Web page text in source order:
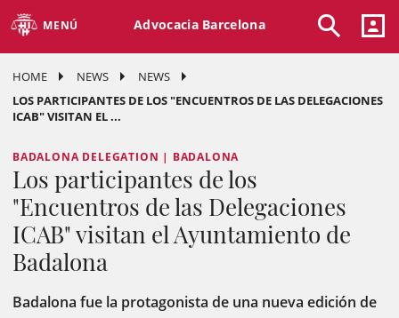
MENÚ Advocacia Barcelona
HOME NEWS
NEWS
LOS PARTICIPANTES DE LOS "ENCUENTROS DE LAS DELEGACIONES
ICAB" VISITAN EL ...
BADALONA DELEGATION | BADALONA
Los participantes de los
"Encuentros de las Delegaciones
ICAB" visitan el Ayuntamiento de
Badalona
Badalona fue la protagonista de una nueva edición de